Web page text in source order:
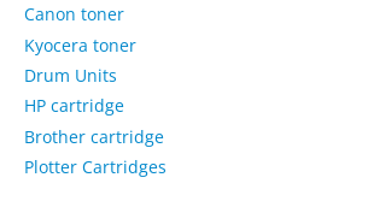
Canon toner
Kyocera toner
Drum Units
HP cartridge
Brother cartridge
Plotter Cartridges